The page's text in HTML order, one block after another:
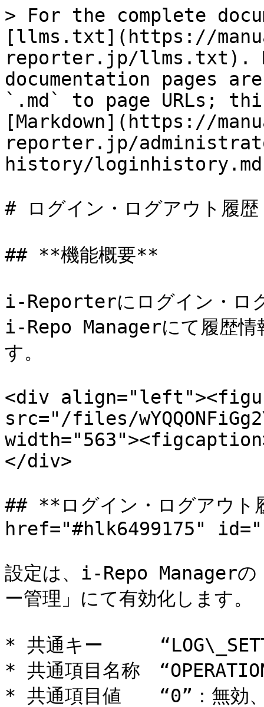
> For the complete
[llms.txt](https://
reporter.jp/llms.txt).
documentation pages
`.md` to page URLs;
[Markdown](https://
reporter.jp/
history/
# ログイン・ログアウト履歴
## **機能概要**
i-Reporterにログイン・ロ
i-Repo Managerにて履歴情
す。
<div
src="/files/
</div>
## **ログイン・ログアウト
href="#hlk6499175"
設定は、i-Repo Managerの
ー管理」にて有効化します。
* 共通キー　　　
* 共通項目名称　
* 共通項目値　　“0”：無効